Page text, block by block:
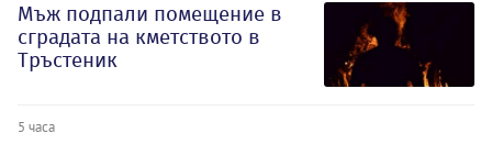
Мъж подпали помещение в
сградата на кметството в
Тръстеник
5 часа